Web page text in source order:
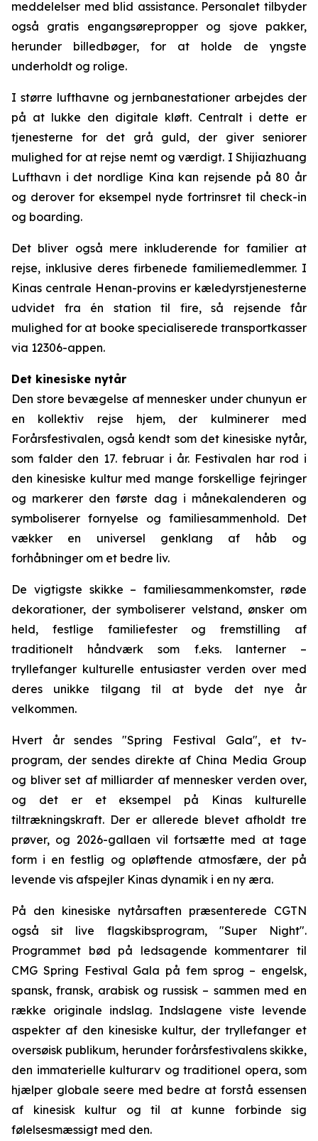
meddelelser med blid assistance. Personalet tilbyder
også gratis engangsørepropper og sjove pakker,
herunder billedbøger, for at holde de yngste
underholdt og rolige.
I større lufthavne og jernbanestationer arbejdes der
på at lukke den digitale kløft. Centralt i dette er
tjenesterne for det grå guld, der giver seniorer
mulighed for at rejse nemt og værdigt. I Shijiazhuang
Lufthavn i det nordlige Kina kan rejsende på 80 år
og derover for eksempel nyde fortrinsret til check-in
og boarding.
Det bliver også mere inkluderende for familier at
rejse, inklusive deres firbenede familiemedlemmer. I
Kinas centrale Henan-provins er kæledyrstjenesterne
udvidet fra én station til fire, så rejsende får
mulighed for at booke specialiserede transportkasser
via 12306-appen.
Det kinesiske nytår
Den store bevægelse af mennesker under chunyun er
en kollektiv rejse hjem, der kulminerer med
Forårsfestivalen, også kendt som det kinesiske nytår,
som falder den 17. februar i år. Festivalen har rod i
den kinesiske kultur med mange forskellige fejringer
og markerer den første dag i månekalenderen og
symboliserer fornyelse og familiesammenhold. Det
vækker en universel genklang af håb og
forhåbninger om et bedre liv.
De vigtigste skikke – familiesammenkomster, røde
dekorationer, der symboliserer velstand, ønsker om
held, festlige familiefester og fremstilling af
traditionelt håndværk som f.eks. lanterner –
tryllefanger kulturelle entusiaster verden over med
deres unikke tilgang til at byde det nye år
velkommen.
Hvert år sendes "Spring Festival Gala", et tv-
program, der sendes direkte af China Media Group
og bliver set af milliarder af mennesker verden over,
og det er et eksempel på Kinas kulturelle
tiltrækningskraft. Der er allerede blevet afholdt tre
prøver, og 2026-gallaen vil fortsætte med at tage
form i en festlig og opløftende atmosfære, der på
levende vis afspejler Kinas dynamik i en ny æra.
På den kinesiske nytårsaften præsenterede CGTN
også sit live flagskibsprogram, "Super Night".
Programmet bød på ledsagende kommentarer til
CMG Spring Festival Gala på fem sprog – engelsk,
spansk, fransk, arabisk og russisk – sammen med en
række originale indslag. Indslagene viste levende
aspekter af den kinesiske kultur, der tryllefanger et
oversøisk publikum, herunder forårsfestivalens skikke,
den immaterielle kulturarv og traditionel opera, som
hjælper globale seere med bedre at forstå essensen
af kinesisk kultur og til at kunne forbinde sig
følelsesmæssigt med den.